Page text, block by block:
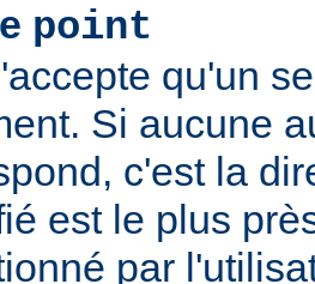
point
qu'un
Si aucune
c'est la
est le plus
par